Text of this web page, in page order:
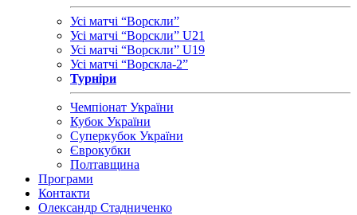
Усі матчі “Ворскли”
Усі матчі “Ворскли” U21
Усі матчі “Ворскли” U19
Усі матчі “Ворскла-2”
Турніри
Чемпіонат України
Кубок України
Суперкубок України
Єврокубки
Полтавщина
Програми
Контакти
Олександр Стадниченко